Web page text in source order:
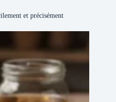
et précisément